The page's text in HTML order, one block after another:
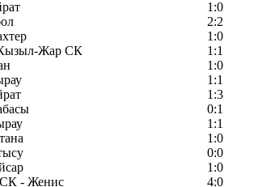
1:0
2:2
1:0
Жар СК
1:1
1:0
1:1
1:3
0:1
1:1
1:0
0:0
1:0
- Женис
4:0